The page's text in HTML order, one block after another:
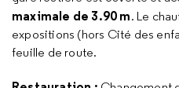
maximale de 3.90 m. Le
expositions (hors Cité des
feuille de route.